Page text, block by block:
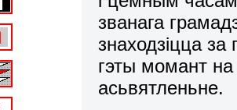
званага
знаходзіцца
гэты момант на
асьвятленьне.